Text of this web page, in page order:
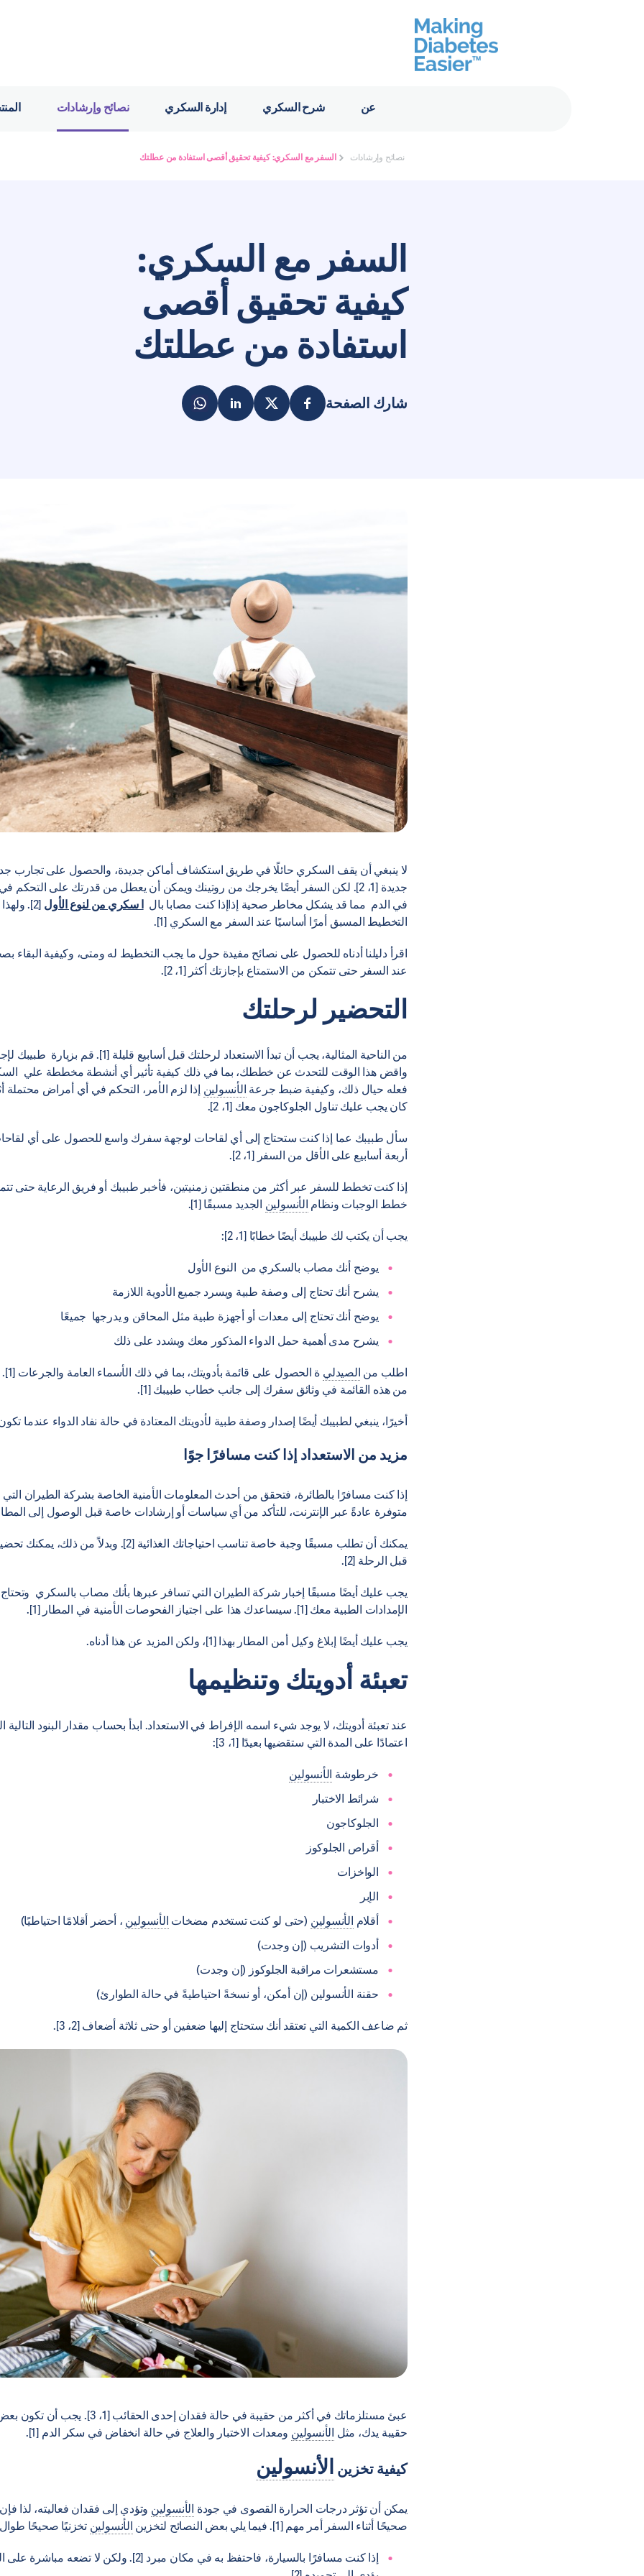
عن شرح السكري إدارة السكري نصائح وإرشادات
نصائح وإرشادات السفر مع السكري: كيفية تحقيق أقصى استفادة من عطلتك
السفر مع السكري:
كيفية تحقيق أقصى
استفادة من عطلتك
شارك الصفحة
لا ينبغي أن يقف السكري حائلًا في طريق استكشاف أماكن جديدة، والحصول على تجارب
جديدة [1، 2]. لكن السفر أيضًا يخرجك من روتينك ويمكن أن يعطل من قدرتك على التحكم
في الدم مما قد يشكل مخاطر صحية إذاإذا كنت مصابا بالا سكري من لنوع الأول
[2].
التخطيط المسبق أمرًا أساسيًا عند السفر مع السكري [1].
اقرأ دليلنا أدناه للحصول على نصائح مفيدة حول ما يجب التخطيط له ومتى، وكيفية البقاء
عند السفر حتى تتمكن من الاستمتاع بإجازتك أكثر [1، 2].
التحضير لرحلتك
من الناحية المثالية، يجب أن تبدأ الاستعداد لرحلتك قبل
واقض هذا الوقت للتحدث عن خططك، بما في ذلك كيفية تأثير أي أنشطة مخططة علي
فعله حيال ذلك، وكيفية ضبط جرعة الأنسولين إذا لزم الأمر، التحكم في أي أمراض محتملة
كان يجب عليك تناول الجلوكاجون معك [1، 2].
سأل طبيبك عما إذا كنت ستحتاج إلى أي لقاحات لوجهة سفرك واسع للحصول على أي
أربعة أسابيع على الأقل من السفر [1، 2].
إذا كنت تخطط للسفر عبر أكثر من منطقتين زمنيتين، فأخبر طبيبك أو فريق الرعاية حتى
خطط الوجبات ونظام الأنسولين الجديد مسبقًا [1].
يجب أن يكتب لك طبيبك أيضًا خطابًا [1، 2]:
يوضح أنك مصاب بالسكري من النوع الأول
يشرح أنك تحتاج إلى وصفة طبية ويسرد جميع الأدوية اللازمة
يوضح أنك تحتاج إلى معدات أو أجهزة طبية مثل المحاقن و يدرجها جميعًا
يشرح مدى أهمية حمل الدواء المذكور معك ويشدد على ذلك
اطلب من الصيدلي
ة
من هذه القائمة في وثائق سفرك إلى جانب خطاب طبيبك [1].
أخيرًا، ينبغي لطبيبك أيضًا إصدار وصفة طبية لأدويتك المعتادة في حالة نفاد الدواء عندما تكون
مزيد من الاستعداد إذا كنت مسافرًا جوًا
إذا كنت مسافرًا بالطائرة، فتحقق من أحدث المعلومات الأمنية الخاصة بشركة الطيران
متوفرة عادةً عبر الإنترنت، للتأكد من أي سياسات أو إرشادات خاصة قبل الوصول إلى المطار
يمكنك أن تطلب مسبقًا وجبة خاصة تناسب احتياجاتك الغذائية [2].
قبل الرحلة [2].
يجب عليك أيضًا مسبقًا إخبار شركة الطيران التي تسافر عبرها بأنك مصاب بالسكري
الإمدادات الطبية معك [1]. سيساعدك هذا على اجتياز الفحوصات الأمنية في المطار [1].
يجب عليك أيضًا إبلاغ وكيل أمن المطار بهذا [1]، ولكن المزيد عن هذا أدناه.
تعبئة أدويتك وتنظيمها
عند تعبئة أدويتك، لا يوجد شيء اسمه الإفراط في الاستعداد. ابدأ بحساب مقدار البنود التالية
اعتمادًا على المدة التي ستقضيها بعيدًا [1، 3]:
خرطوشة الأنسولين
شرائط الاختبار
الجلوكاجون
أقراص الجلوكوز
الواخزات
الإبر
أقلام الأنسولين (حتى لو كنت تستخدم مضخات الأنسولين ، أحضر أقلامًا احتياطيًا)
أدوات التشريب (إن وجدت)
مستشعرات مراقبة الجلوكوز (إن وجدت)
حقنة الأنسولين (إن أمكن، أو نسخةً احتياطيةً في حالة الطوارئ)
ثم ضاعف الكمية التي تعتقد أنك ستحتاج إليها ضعفين أو حتى ثلاثة أضعاف [2، 3].
عبئ مستلزماتك في أكثر من حقيبة في حالة فقدان إحدى
حقيبة يدك، مثل الأنسولين ومعدات الاختبار والعلاج في حالة انخفاض في سكر الدم [1].
كيفية تخزين الأنسولين
يمكن أن تؤثر درجات الحرارة القصوى في جودة الأنسولين وتؤدي إلى فقدان فعاليته، لذا
صحيحًا أثناء السفر أمر مهم [1]. فيما يلي بعض النصائح لتخزين
الأنسولين تخزنيًا صحيحًا
إذا كنت مسافرًا بالسيارة، فاحتفظ به في مكان مبرد [2]. ولكن لا